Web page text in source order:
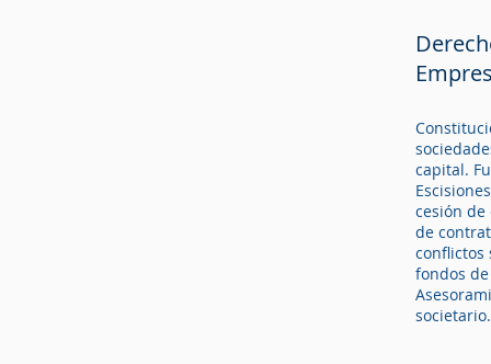
capital.
cesión de
de
conflictos
fondos
societario.
capital.
cesión de
de
conflictos
fondos
societario.